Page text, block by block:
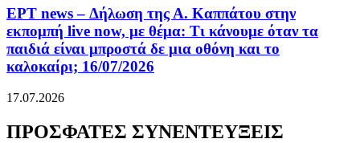
ΕΡΤ news – Δήλωση της Α. Καππάτου στην
εκπομπή live now, με θέμα: Τι κάνουμε όταν τα
παιδιά είναι μπροστά δε μια οθόνη και το
καλοκαίρι; 16/07/2026
17.07.2026
ΠΡΟΣΦΑΤΕΣ ΣΥΝΕΝΤΕΥΞΕΙΣ